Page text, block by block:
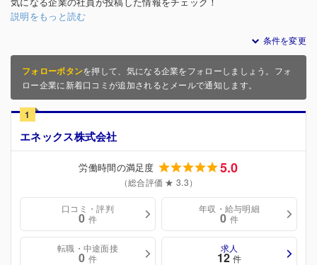
説明をもっと読む
条件を変更
フォローボタンを押して、気になる企業をフォローしましょう。フォ
ロー企業に新着口コミが追加されるとメールで通知します。
1
エネックス株式会社
労働時間の満足度 5.0
（総合評価 ★ 3.3）
口コミ・評判
0 件
年収・給与明細
0 件
転職・中途面接
0 件
求人
12 件